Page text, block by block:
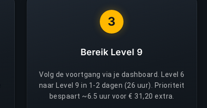
3
Bereik Level 9
Volg de voortgang via je dashboard. Level 6
naar Level 9 in 1-2 dagen (26 uur). Prioriteit
bespaart ~6.5 uur voor € 31,20 extra.